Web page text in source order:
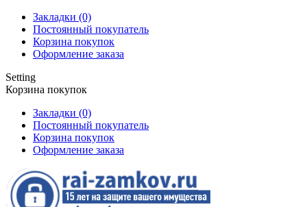
Закладки (0)
Постоянный покупатель
Корзина покупок
Оформление заказа
Setting
Корзина покупок
Закладки (0)
Постоянный покупатель
Корзина покупок
Оформление заказа